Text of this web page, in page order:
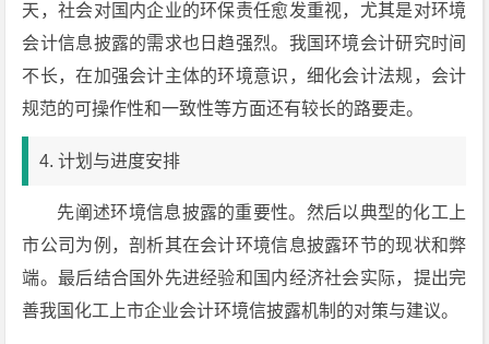
天，社会对国内企业的环保责任愈发重视，尤其是对环境
会计信息披露的需求也日趋强烈。我国环境会计研究时间
不长，在加强会计主体的环境意识，细化会计法规，会计
规范的可操作性和一致性等方面还有较长的路要走。
4. 计划与进度安排
先阐述环境信息披露的重要性。然后以典型的化工上
市公司为例，剖析其在会计环境信息披露环节的现状和弊
端。最后结合国外先进经验和国内经济社会实际，提出完
善我国化工上市企业会计环境信披露机制的对策与建议。